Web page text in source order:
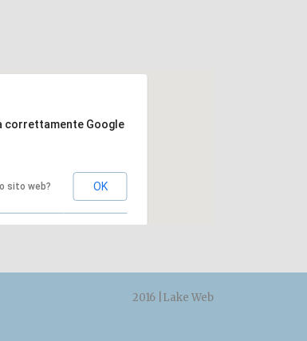
correttamente Google
sito web? OK
2016 | Lake Web